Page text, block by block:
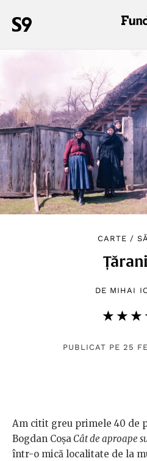
CARTE /
DE MIHAI
PUBLICAT PE 25
Am citit greu primele 40 de
Bogdan Coșa Cât de aproape
într-o mică localitate de la